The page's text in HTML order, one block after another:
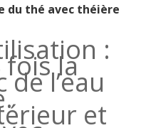
du thé avec théière
:
fois la
l’eau
et